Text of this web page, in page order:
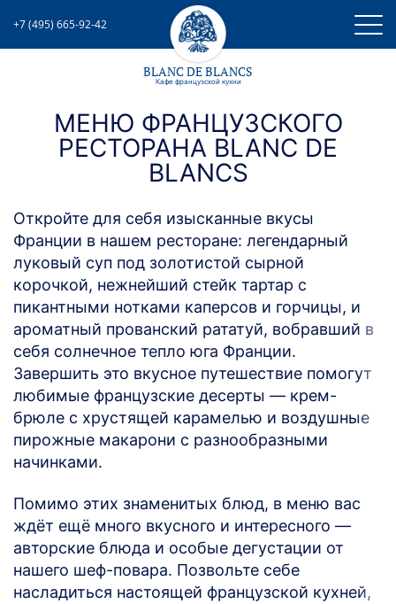
+7 (495) 665-92-42
BLANC DE BLANCS
Кафе французcкой кухни
МЕНЮ ФРАНЦУЗСКОГО
РЕСТОРАНА BLANC DE
BLANCS
Откройте для себя изысканные вкусы
Франции в нашем ресторане: легендарный
луковый суп под золотистой сырной
корочкой, нежнейший стейк тартар с
пикантными нотками каперсов и горчицы, и
ароматный прованский рататуй, вобравший в
себя солнечное тепло юга Франции.
Завершить это вкусное путешествие помогут
любимые французские десерты — крем-
брюле с хрустящей карамелью и воздушные
пирожные макарони с разнообразными
начинками.
Помимо этих знаменитых блюд, в меню вас
ждёт ещё много вкусного и интересного —
авторские блюда и особые дегустации от
нашего шеф-повара. Позвольте себе
насладиться настоящей французской кухней,